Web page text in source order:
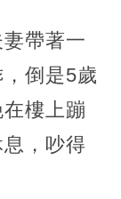
帶著一
倒是5歲
樓上蹦
，吵得